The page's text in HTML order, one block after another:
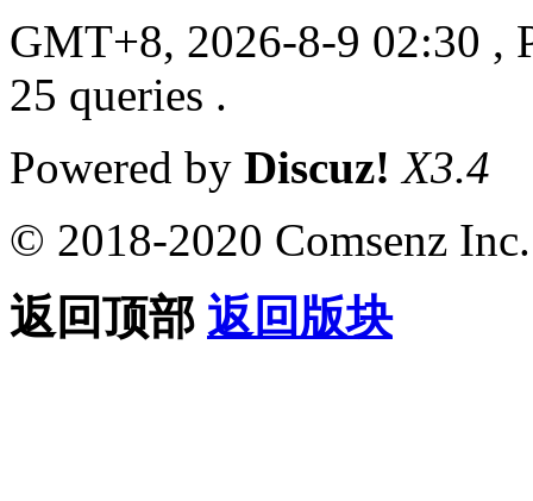
GMT+8, 2026-8-9 02:30 ,
25 queries .
Powered by Discuz! X3.4
© 2018-2020 Comsenz Inc.
返回顶部 返回版块